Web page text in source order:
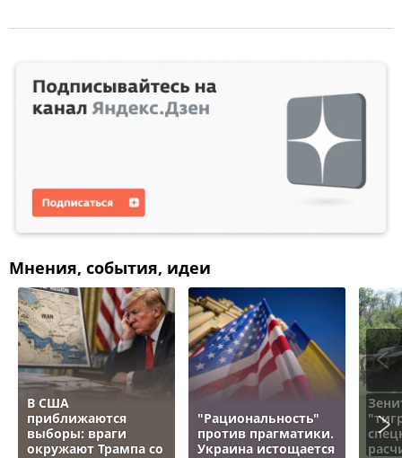
Мнения, события, идеи
В США
приближаются
выборы: враги
окружают Трампа со
"Рациональность"
против прагматики.
Украина истощается